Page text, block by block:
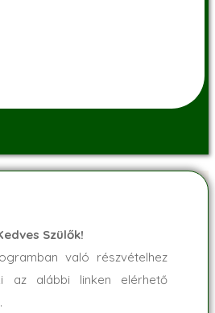
Szülők!
való részvételhez
az alábbi linken elérhető